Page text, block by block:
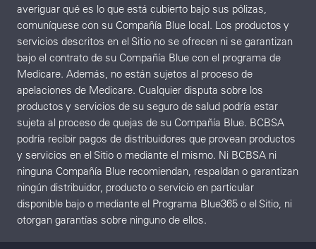
averiguar qué es lo que está cubierto bajo sus pólizas,
comuníquese con su Compañía Blue local. Los productos y
servicios descritos en el Sitio no se ofrecen ni se garantizan
bajo el contrato de su Compañía Blue con el programa de
Medicare. Además, no están sujetos al proceso de
apelaciones de Medicare. Cualquier disputa sobre los
productos y servicios de su seguro de salud podría estar
sujeta al proceso de quejas de su Compañía Blue. BCBSA
podría recibir pagos de distribuidores que provean productos
y servicios en el Sitio o mediante el mismo. Ni BCBSA ni
ninguna Compañía Blue recomiendan, respaldan o garantizan
ningún distribuidor, producto o servicio en particular
disponible bajo o mediante el Programa Blue365 o el Sitio, ni
otorgan garantías sobre ninguno de ellos.